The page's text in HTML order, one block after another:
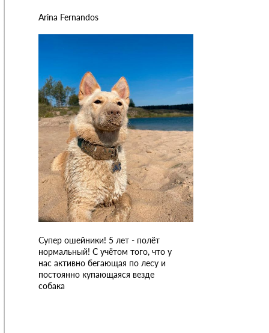
Arina Fernandos
Супер ошейники! 5 лет - полёт
нормальный! С учётом того, что у
нас активно бегающая по лесу и
постоянно купающаяся везде
собака